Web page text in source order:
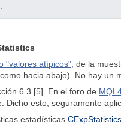
"valores atípicos" , de la
hacia abajo). No hay un
6.3 [5]. En el foro de
Dicho esto, seguramente
estadísticas CExpStatistics